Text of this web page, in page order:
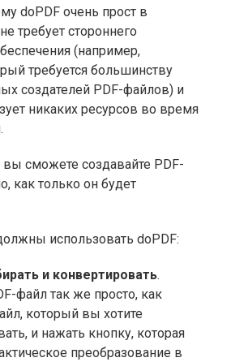
doPDF очень прост в
требует стороннего
(например,
требуется большинству
создателей PDF-файлов) и
никаких ресурсов во время
вы сможете создавайте PDF-
как только он будет
использовать doPDF:
и конвертировать.
файл так же просто, как
который вы хотите
и нажать кнопку, которая
преобразование в